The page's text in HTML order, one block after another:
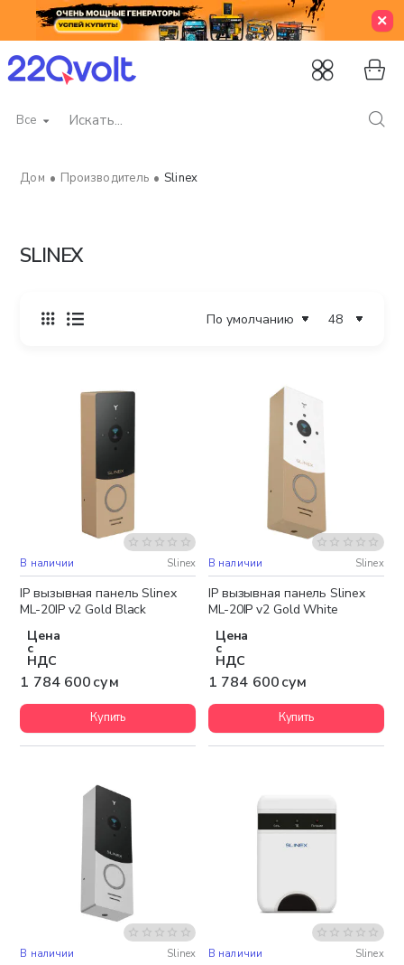
Все
Искать...
SLINEX
Производитель Slinex
Бесплатная доставка
В наличии Slinex
IP вызывная панель Slinex
ML-20IP v2 Gold Black
Цена
с
НДС
1 784 600 сум
Купить
Бесплатная доставка
В наличии Slinex
IP вызывная панель Slinex
ML-20IP v2 Gold White
Цена
с
НДС
1 784 600 сум
Купить
Бесплатная доставка
В наличии Slinex Бесплатная доставка
В наличии Slinex